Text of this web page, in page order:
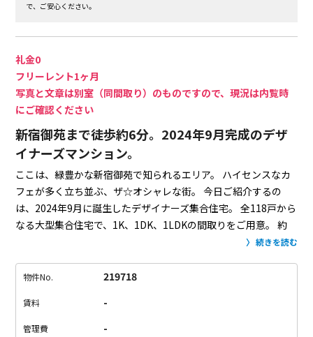
で、ご安心ください。
礼金0
フリーレント1ヶ月
写真と文章は別室（同間取り）のものですので、現況は内覧時
にご確認ください
新宿御苑まで徒歩約6分。2024年9月完成のデザ
イナーズマンション。
ここは、緑豊かな新宿御苑で知られるエリア。
ハイセンスなカ
フェが多く立ち並ぶ、ザ☆オシャレな街。 今日ご紹介するの
は、2024年9月に誕生したデザイナーズ集合住宅。
全118戸から
なる大型集合住宅で、1K、1DK、1LDKの間取りをご用意。 約
デザイン性はも
が採用され、アプリや交通系ICカードで玄関の施錠が可能に。
のみ行けるように設定されています。（技術の進歩ってすご
い！）室内設備も大充実。一度味をしめたら他の部屋には住め
続きを読む
物件No. 219718
賃料 -
管理費 -